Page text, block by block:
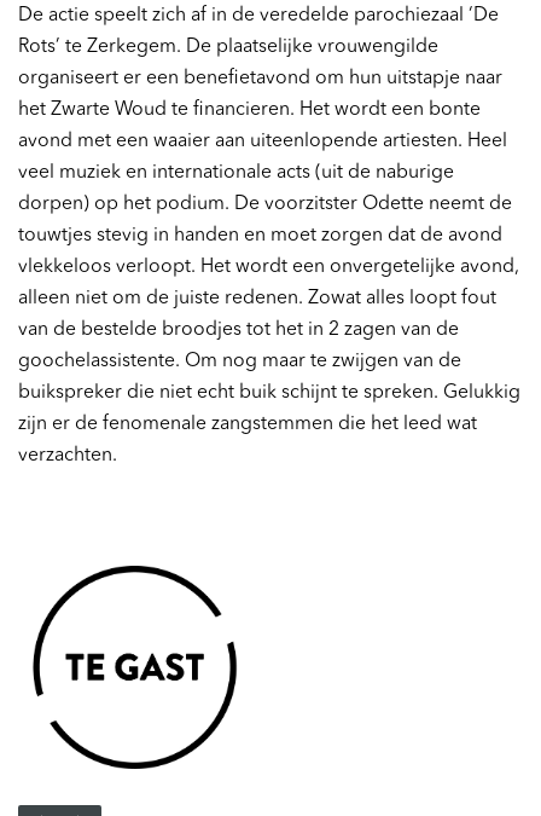
De actie speelt zich af in de veredelde parochiezaal ‘De
Rots’ te Zerkegem. De plaatselijke vrouwengilde
organiseert er een benefietavond om hun uitstapje naar
het Zwarte Woud te financieren. Het wordt een bonte
avond met een waaier aan uiteenlopende artiesten. Heel
veel muziek en internationale acts (uit de naburige
dorpen) op het podium. De voorzitster Odette neemt de
touwtjes stevig in handen en moet zorgen dat de avond
vlekkeloos verloopt. Het wordt een onvergetelijke avond,
alleen niet om de juiste redenen. Zowat alles loopt fout
van de bestelde broodjes tot het in 2 zagen van de
goochelassistente. Om nog maar te zwijgen van de
buikspreker die niet echt buik schijnt te spreken. Gelukkig
zijn er de fenomenale zangstemmen die het leed wat
verzachten.